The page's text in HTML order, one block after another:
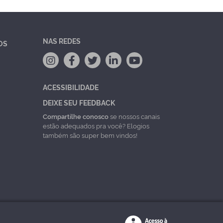
NAS REDES
ACESSIBILIDADE
DEIXE SEU FEEDBACK
Compartilhe conoscose nossos canais
estão adequados pra você? Elogios
também são super bem vindos!